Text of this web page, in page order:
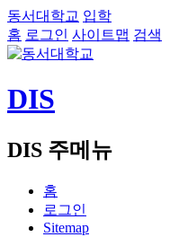
동서대학교 입학
홈 로그인 사이트맵 검색
DIS
DIS 주메뉴
홈
로그인
Sitemap